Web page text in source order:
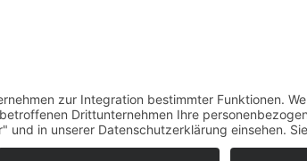
Widerrufsrecht MS